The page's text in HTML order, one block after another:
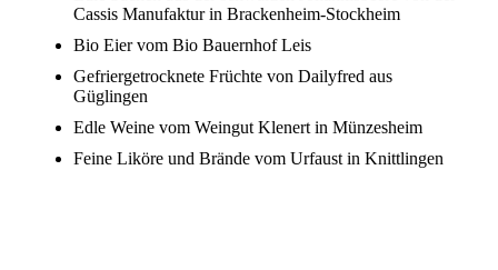
Cassis Manufaktur in Brackenheim-Stockheim
Bio Eier vom Bio Bauernhof Leis
Gefriergetrocknete Früchte von Dailyfred aus
Güglingen
Edle Weine vom Weingut Klenert in Münzesheim
Feine Liköre und Brände vom Urfaust in Knittlingen